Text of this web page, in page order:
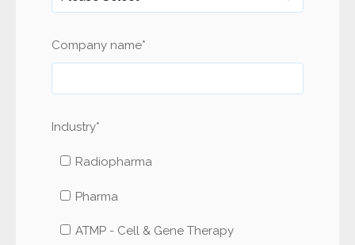
Company name*
Industry*
Radiopharma
Pharma
ATMP - Cell & Gene Therapy